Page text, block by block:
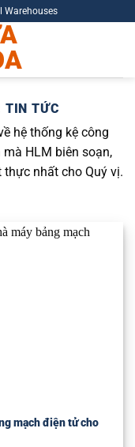
Warehouses
TIN TỨC
hệ thống kệ công
HLM biên soạn,
nhất cho Quý vị.
mạch điện tử cho